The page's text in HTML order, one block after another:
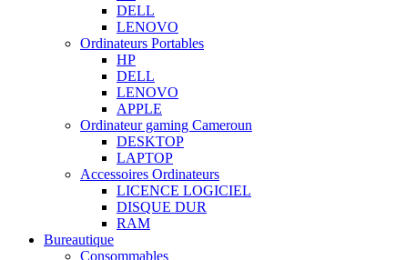
DELL
LENOVO
Ordinateurs Portables
HP
DELL
LENOVO
APPLE
Ordinateur gaming Cameroun
DESKTOP
LAPTOP
Accessoires Ordinateurs
LICENCE LOGICIEL
DISQUE DUR
RAM
Bureautique
Consommables